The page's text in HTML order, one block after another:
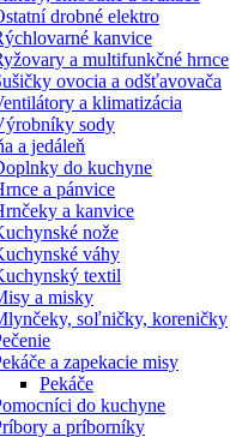
drobné elektro
kanvice
a multifunkčné hrnce
ovocia a odšťavovača
a klimatizácia
sody
a jedáleň
do kuchyne
a pánvice
a kanvice
nože
váhy
textil
a misky
soľničky, koreničky
a zapekacie misy
Pekáče
do kuchyne
a príborníky